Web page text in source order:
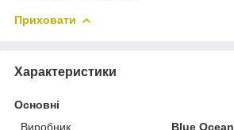
Приховати
Характеристики
Основні
Виробник
Blue Ocean